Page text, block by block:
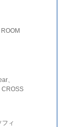
、
CROSS
ィ